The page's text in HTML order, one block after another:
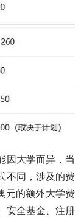
因大学而异，当
不同，涉及的费
元的额外大学费
安全基金、注册